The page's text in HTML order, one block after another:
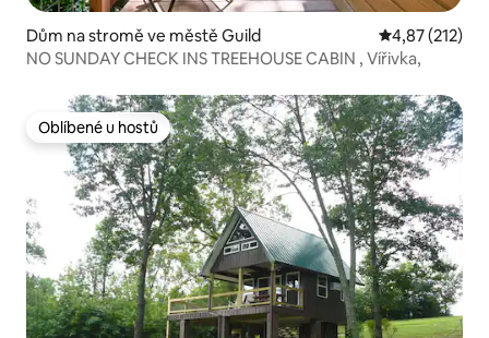
Dům na stromě ve městě Guild Průměrné
4,87 (212)
NO SUNDAY CHECK INS TREEHOUSE CABIN , Vířivka,
Oblíbené u hostů
Oblíbené u hostů